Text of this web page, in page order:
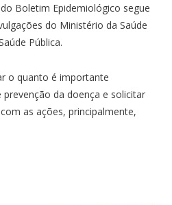
Boletim Epidemiológico segue
do Ministério da Saúde
Pública.
o quanto é importante
da doença e solicitar
as ações, principalmente,